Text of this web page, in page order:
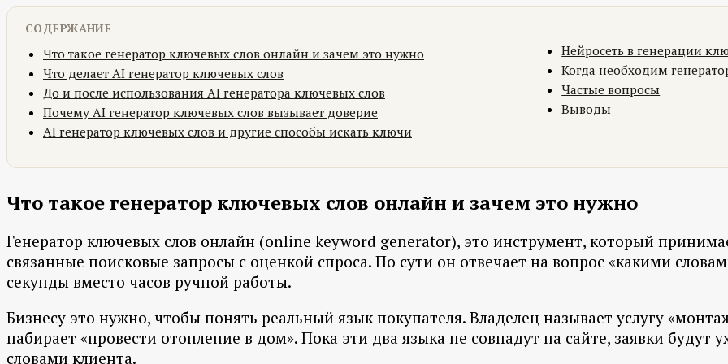
СОДЕРЖАНИЕ
Что такое генератор ключевых слов онлайн и зачем это нужно
Что делает AI генератор ключевых слов
До и после использования AI генератора ключевых слов
Почему AI генератор ключевых слов вызывает доверие
AI генератор ключевых слов и другие способы искать ключи
Нейросеть в генерации
Когда необходим
Частые вопросы
Выводы
Что такое генератор ключевых слов онлайн и зачем это нужно
Генератор ключевых слов онлайн (online keyword generator), это инструмент, который
связанные поисковые запросы с оценкой спроса. По сути он отвечает на вопрос «какими
секунды вместо часов ручной работы.
Бизнесу это нужно, чтобы понять реальный язык покупателя. Владелец называет услугу
набирает «провести отопление в дом». Пока эти два языка не совпадут на сайте, заявки будут
словами клиента.